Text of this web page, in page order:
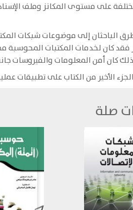
على مستوى المكانز وملف
الباحثان إلى موضوعات شبكات
كان لخدمات المكتبات المحوسبة
كان أمن المعلومات والفيروسات
الأخير من الكتاب على تطبيقات
صلة